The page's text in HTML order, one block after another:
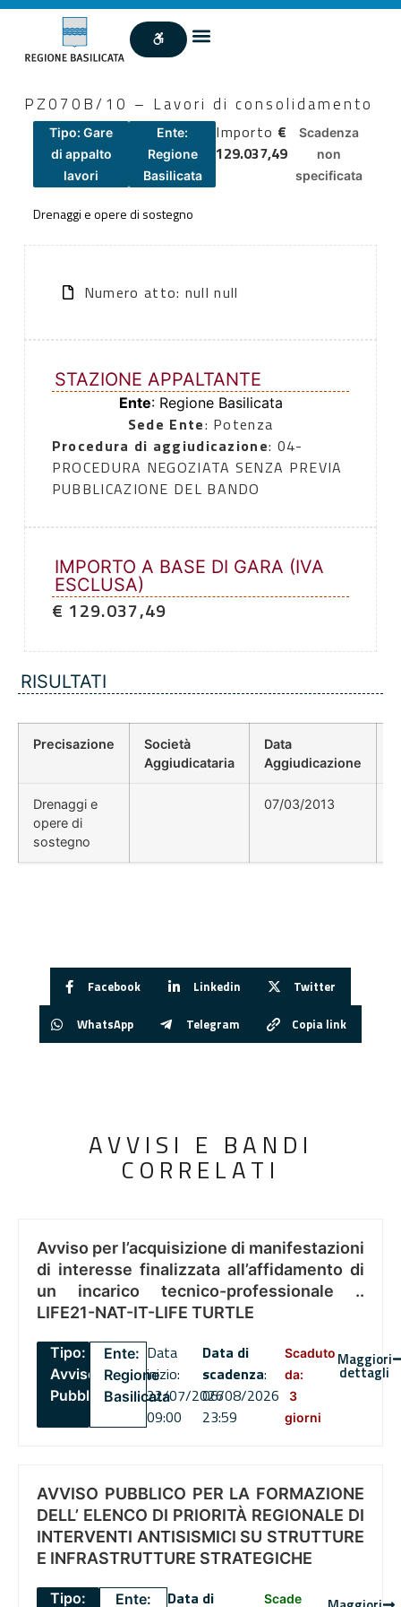
PZ070B/10 – Lavori di consolidamento
Tipo: Gare
di appalto
lavori
Ente:
Regione
Basilicata
Importo €
129.037,49
Scadenza
non
specificata
Drenaggi e opere di sostegno
Numero atto: null null
STAZIONE APPALTANTE
Ente: Regione Basilicata
Sede Ente: Potenza
Procedura di aggiudicazione: 04-
PROCEDURA NEGOZIATA SENZA PREVIA
PUBBLICAZIONE DEL BANDO
IMPORTO A BASE DI GARA (IVA
ESCLUSA)
€ 129.037,49
RISULTATI
Precisazione
Società
Aggiudicataria
Data
Aggiudicazione
Drenaggi e
opere di
sostegno
07/03/2013
Facebook Linkedin Twitter
WhatsApp Telegram Copia link
AVVISI E BANDI
CORRELATI
Avviso per l’acquisizione di manifestazioni
di interesse finalizzata all’affidamento di
un incarico tecnico-professionale ..
LIFE21-NAT-IT-LIFE TURTLE
Tipo:
Avviso
Pubblico
Ente:
Regione
Basilicata
Data
inizio:
22/07/2026
09:00
Data di
scadenza:
06/08/2026
23:59
Scaduto
da:
3
giorni
Maggiori
dettagli
AVVISO PUBBLICO PER LA FORMAZIONE
DELL’ ELENCO DI PRIORITÀ REGIONALE DI
INTERVENTI ANTISISMICI SU STRUTTURE
E INFRASTRUTTURE STRATEGICHE
Tipo: Ente: Data di Scade